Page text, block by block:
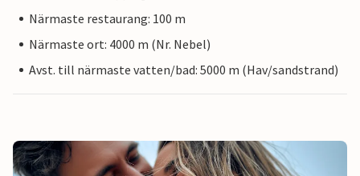
Närmaste restaurang: 100 m
Närmaste ort: 4000 m (Nr. Nebel)
Avst. till närmaste vatten/bad: 5000 m (Hav/sandstrand)